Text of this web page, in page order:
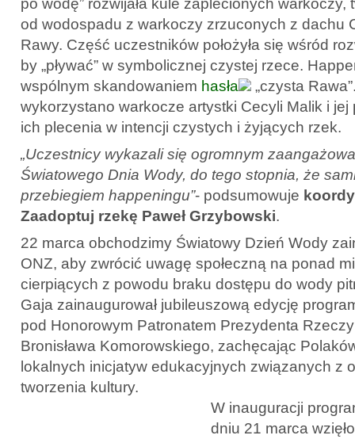
od wodospadu z warkoczy zrzuconych z dachu
Rawy. Część uczestników położyła się wśród
by „pływać” w symbolicznej czystej rzece.
wspólnym skandowaniem hasła
„czysta
wykorzystano warkocze artystki Cecyli Malik i jej
ich plecenia w intencji czystych i żyjących rzek.
„Uczestnicy wykazali się ogromnym
Światowego Dnia Wody, do tego stopnia, że
przebiegiem happeningu”- podsumowuje
Zaadoptuj rzekę Paweł Grzybowski.
22 marca obchodzimy Światowy Dzień Wody
ONZ, aby zwrócić uwagę społeczną na ponad
cierpiących z powodu braku dostępu do wody
Gaja zainaugurował jubileuszową edycję
pod Honorowym Patronatem Prezydenta
Bronisława Komorowskiego, zachęcając
lokalnych inicjatyw edukacyjnych związanych z
tworzenia kultury.
W inauguracji
dniu 21 marca